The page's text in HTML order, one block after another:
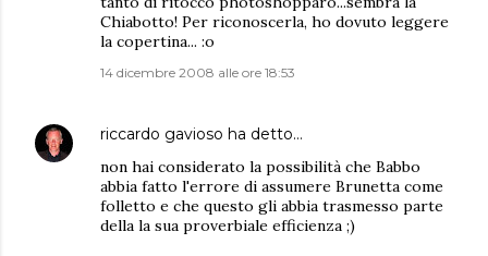
Chiabotto! Per riconoscerla, ho dovuto leggere
la copertina... :o
14 dicembre 2008 alle ore 18:53
riccardo gavioso ha detto…
non hai considerato la possibilità che Babbo
abbia fatto l'errore di assumere Brunetta come
folletto e che questo gli abbia trasmesso parte
della la sua proverbiale efficienza ;)